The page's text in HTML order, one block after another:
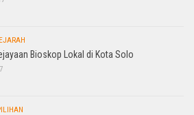
Bioskop Lokal di Kota Solo